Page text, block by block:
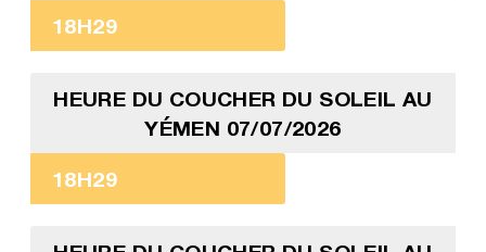
18H29
HEURE DU COUCHER DU SOLEIL AU
YÉMEN 07/07/2026
18H29